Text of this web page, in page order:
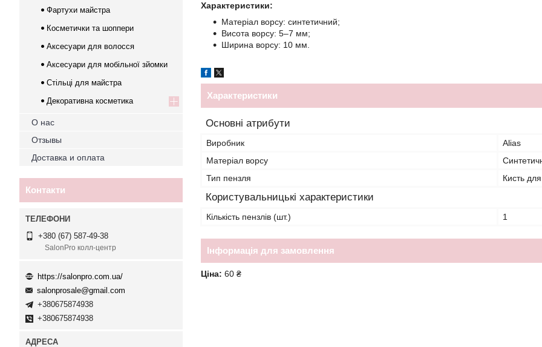
Характеристики:
Матеріал ворсу: синтетичний;
Висота ворсу: 5–7 мм;
Ширина ворсу: 10 мм.
Характеристики
Основні атрибути
Виробник
Alias
Матеріал ворсу
Тип пензля
Кисть для
Користувальницькі характеристики
Кількість пензлів (шт.) 1
Інформація для замовлення
Ціна: 60 ₴
Фартухи майстра
Косметички та шоппери
Аксесуари для волосся
Аксесуари для мобільної зйомки
Стільці для майстра
Декоративна косметика
О нас
Отзывы
Доставка и оплата
Контакти
+380 (67) 587-49-38
SalonPro колл-центр
https://salonpro.com.ua/
salonprosale@gmail.com
+380675874938
+380675874938